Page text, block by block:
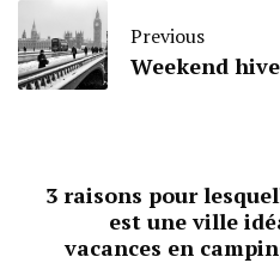
Previous
­­Weekend
3 raisons pour
est une ville
vacances en